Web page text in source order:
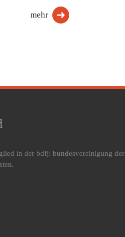
mehr
in der bdfj: bundesvereinigung der